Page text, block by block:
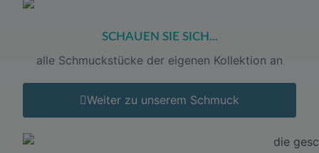
SCHAUEN SIE SICH...
alle Schmuckstücke der eigenen Kollektion an
Weiter zu unserem Schmuck